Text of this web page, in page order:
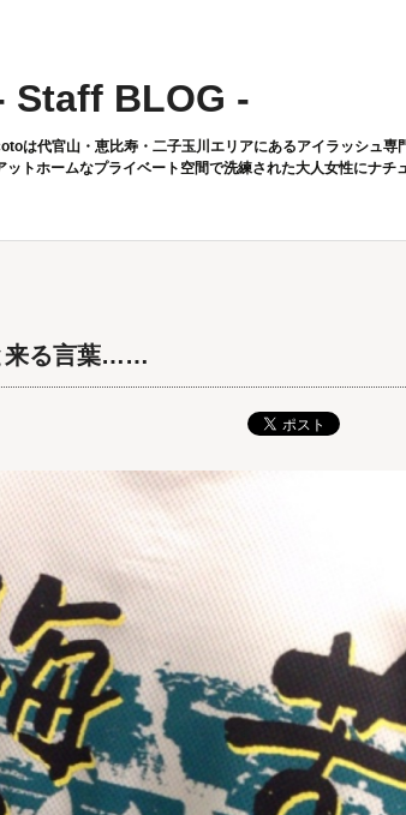
Staff BLOG -
は代官山・恵比寿・二子玉川エリアにあるアイラッシュ専
ットホームなプライベート空間で洗練された大人女性にナチ
来る言葉……